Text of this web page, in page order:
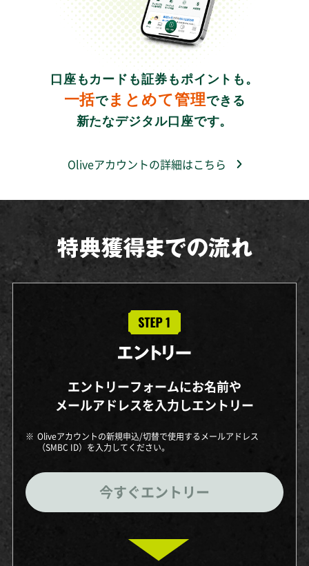
口座もカードも証券もポイントも。
一括で まとめて管理できる
新たなデジタル口座です。
Oliveアカウントの詳細はこちら
エントリーフォームにお名前や
メールアドレスを入力しエントリー
※ Oliveアカウントの新規申込/切替で使用するメールアドレス
（SMBC ID）を入力してください。
今すぐエントリー